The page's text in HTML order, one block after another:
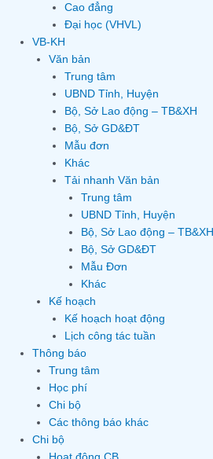
Cao đẳng
Đại học (VHVL)
VB-KH
Văn bản
Trung tâm
UBND Tỉnh, Huyện
Bộ, Sở Lao động – TB&XH
Bộ, Sở GD&ĐT
Mẫu đơn
Khác
Tải nhanh Văn bản
Trung tâm
UBND Tỉnh, Huyện
Bộ, Sở Lao động – TB&XH
Bộ, Sở GD&ĐT
Mẫu Đơn
Khác
Kế hoạch
Kế hoạch hoạt động
Lịch công tác tuần
Thông báo
Trung tâm
Học phí
Chi bộ
Các thông báo khác
Chi bộ